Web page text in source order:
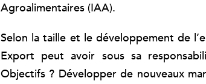
Agroalimentaires (IAA).
Selon la taille et le développement de
Export peut avoir sous sa
Objectifs ? Développer de nouveaux